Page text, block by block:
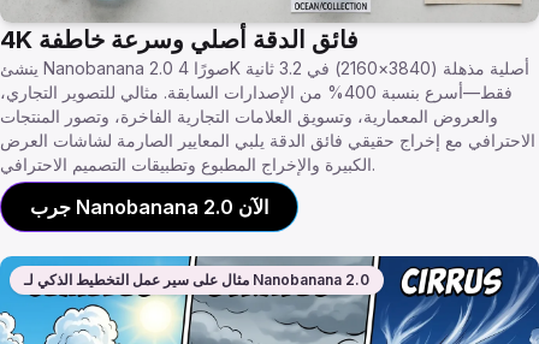
4K فائق الدقة أصلي وسرعة خاطفة
ينشئ Nanobanana 2.0 صورًا 4K أصلية مذهلة (3840×2160) في 3.2 ثانية
فقط—أسرع بنسبة 400% من الإصدارات السابقة. مثالي للتصوير التجاري،
والعروض المعمارية، وتسويق العلامات التجارية الفاخرة، وتصور المنتجات
الاحترافي مع إخراج حقيقي فائق الدقة يلبي المعايير الصارمة لشاشات العرض
الكبيرة والإخراج المطبوع وتطبيقات التصميم الاحترافي.
جرب Nanobanana 2.0 الآن
مثال على سير عمل التخطيط الذكي لـ Nanobanana 2.0